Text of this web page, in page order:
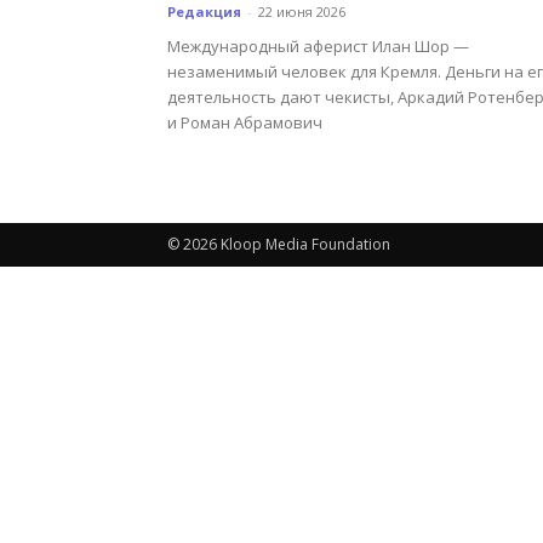
Редакция - 22 июня 2026
Международный аферист Илан Шор —
незаменимый человек для Кремля. Деньги на
деятельность дают чекисты, Аркадий
и Роман Абрамович
© 2026 Kloop Media Foundation